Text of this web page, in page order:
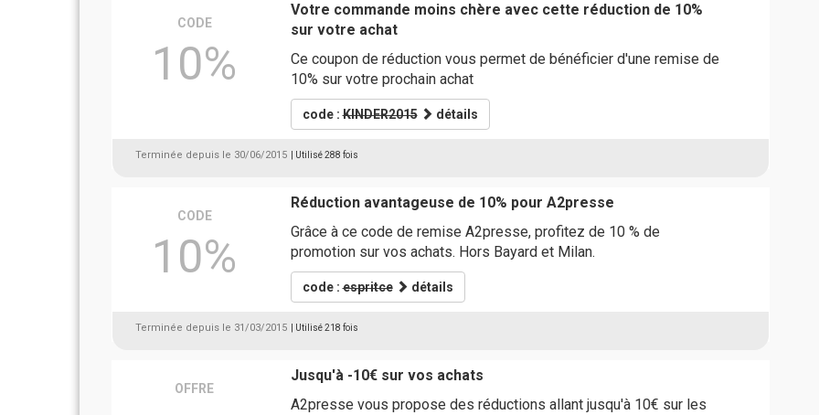
CODE
10%
Votre commande moins chère avec cette réduction de 10%
sur votre achat
Ce coupon de réduction vous permet de bénéficier d'une remise de
10% sur votre prochain achat
code :KINDER2015 détails
Terminée depuis le 30/06/2015 | Utilisé 288 fois
CODE
10%
Réduction avantageuse de 10% pour A2presse
Grâce à ce code de remise A2presse, profitez de 10 % de
promotion sur vos achats. Hors Bayard et Milan.
code :espritce détails
Terminée depuis le 31/03/2015 | Utilisé 218 fois
OFFRE
Jusqu'à -10€ sur vos achats
A2presse vous propose des réductions allant jusqu'à 10€ sur les